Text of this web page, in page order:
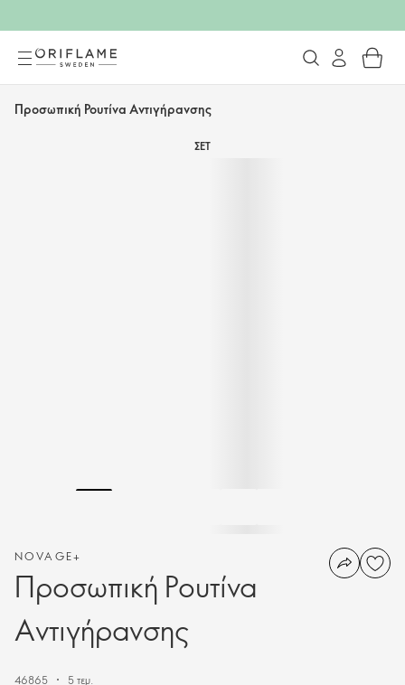
Προσωπική Ρουτίνα Αντιγήρανσης
ΣΕΤ
NOVAGE+
Προσωπική Ρουτίνα
Αντιγήρανσης
46865 5 τεμ.